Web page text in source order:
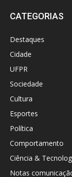
CATEGORIAS
Destaques
Cidade
UFPR
Sociedade
Cultura
Esportes
Política
Comportamento
Ciência &
Notas